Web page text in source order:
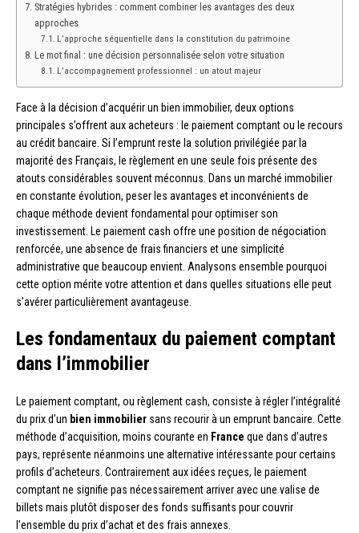
Stratégies hybrides : comment combiner les avantages des deux
approches
L’approche séquentielle dans la constitution du patrimoine
Le mot final : une décision personnalisée selon votre situation
L’accompagnement professionnel : un atout majeur
Face à la décision d’acquérir un bien immobilier, deux options
principales s’offrent aux acheteurs : le paiement comptant ou le recours
au crédit bancaire. Si l’emprunt reste la solution privilégiée par la
majorité des Français, le règlement en une seule fois présente des
atouts considérables souvent méconnus. Dans un marché immobilier
en constante évolution, peser les avantages et inconvénients de
chaque méthode devient fondamental pour optimiser son
investissement. Le paiement cash offre une position de négociation
renforcée, une absence de frais financiers et une simplicité
administrative que beaucoup envient. Analysons ensemble pourquoi
cette option mérite votre attention et dans quelles situations elle peut
s’avérer particulièrement avantageuse.
Les fondamentaux du paiement comptant
dans l’immobilier
Le paiement comptant, ou règlement cash, consiste à régler l’intégralité
du prix d’un bien immobilier sans recourir à un emprunt bancaire. Cette
méthode d’acquisition, moins courante en France que dans d’autres
pays, représente néanmoins une alternative intéressante pour certains
profils d’acheteurs. Contrairement aux idées reçues, le paiement
comptant ne signifie pas nécessairement arriver avec une valise de
billets mais plutôt disposer des fonds suffisants pour couvrir
l’ensemble du prix d’achat et des frais annexes.